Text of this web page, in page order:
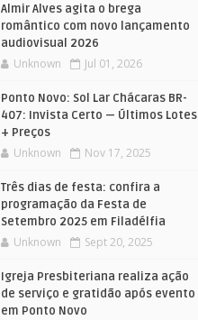
Almir Alves agita o brega
romântico com novo lançamento
audiovisual 2026
Unknown Jul 01, 2026
Ponto Novo: Sol Lar Chácaras BR-
407: Invista Certo — Últimos Lotes
+ Preços
Unknown Nov 17, 2025
Três dias de festa: confira a
programação da Festa de
Setembro 2025 em Filadélfia
Unknown Sept 20, 2025
Igreja Presbiteriana realiza ação
de serviço e gratidão após evento
em Ponto Novo